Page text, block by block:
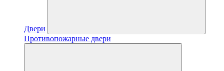
Двери
Противопожарные двери